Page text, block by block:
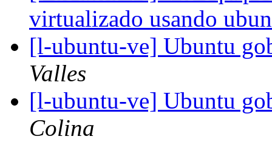
virtualizado usando
[l-ubuntu-ve] Ubuntu
Valles
[l-ubuntu-ve] Ubuntu
Colina